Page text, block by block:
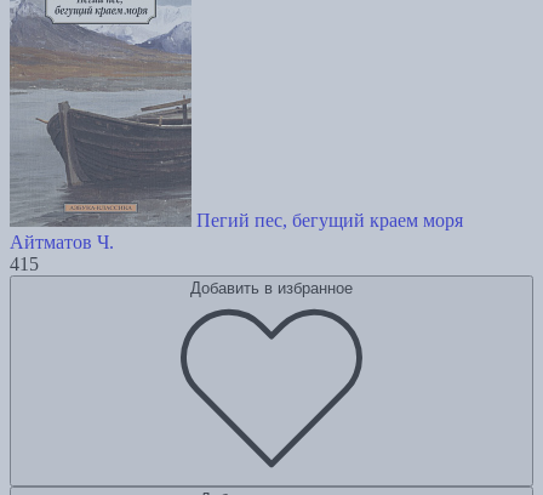
Пегий пес, бегущий краем моря
Айтматов Ч.
415
Добавить в избранное